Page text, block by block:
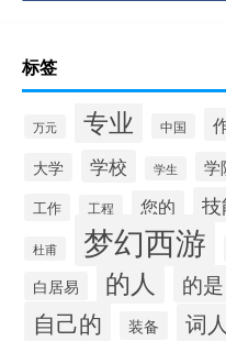
标签
万元 专业 中国
大学 学校 学生 学
工作 工程 您的
杜甫 梦幻西游
白居易 的人 的是
自己的 装备 词人